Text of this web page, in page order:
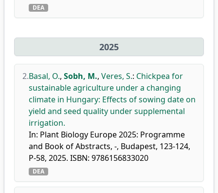
DEA
2025
2.Basal, O., Sobh, M., Veres, S.: Chickpea for
sustainable agriculture under a changing
climate in Hungary: Effects of sowing date on
yield and seed quality under supplemental
irrigation.
In: Plant Biology Europe 2025: Programme
and Book of Abstracts, -, Budapest, 123-124,
P-58, 2025. ISBN: 9786156833020
DEA